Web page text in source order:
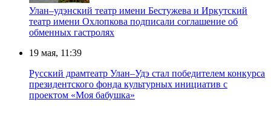
Улан–удэнский театр имени Бестужева и Иркутский
театр имени Охлопкова подписали соглашение об
обменных гастролях
19 мая, 11:39
Русский драмтеатр Улан–Удэ стал победителем конкурса
президентского фонда культурных инициатив с
проектом «Моя бабушка»